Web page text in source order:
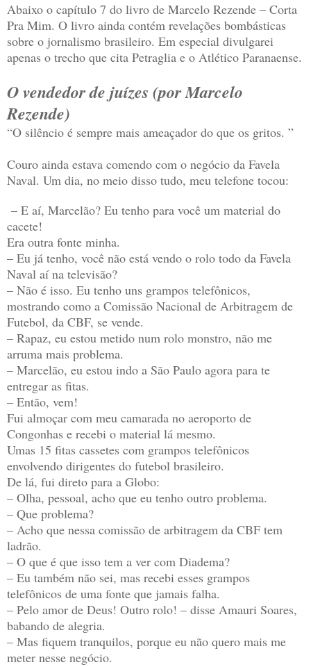
Abaixo o capítulo 7 do livro de Marcelo Rezende – Corta
Pra Mim. O livro ainda contém revelações bombásticas
sobre o jornalismo brasileiro. Em especial divulgarei
apenas o trecho que cita Petraglia e o Atlético Paranaense.
O vendedor de juízes (por Marcelo
Rezende)
“O silêncio é sempre mais ameaçador do que os gritos. ”
Couro ainda estava comendo com o negócio da Favela
Naval. Um dia, no meio disso tudo, meu telefone tocou:
– E aí, Marcelão? Eu tenho para você um material do
cacete!
Era outra fonte minha.
– Eu já tenho, você não está vendo o rolo todo da Favela
Naval aí na televisão?
– Não é isso. Eu tenho uns grampos telefônicos,
mostrando como a Comissão Nacional de Arbitragem de
Futebol, da CBF, se vende.
– Rapaz, eu estou metido num rolo monstro, não me
arruma mais problema.
– Marcelão, eu estou indo a São Paulo agora para te
entregar as fitas.
– Então, vem!
Fui almoçar com meu camarada no aeroporto de
Congonhas e recebi o material lá mesmo.
Umas 15 fitas cassetes com grampos telefônicos
envolvendo dirigentes do futebol brasileiro.
De lá, fui direto para a Globo:
– Olha, pessoal, acho que eu tenho outro problema.
– Que problema?
– Acho que nessa comissão de arbitragem da CBF tem
ladrão.
– O que é que isso tem a ver com Diadema?
– Eu também não sei, mas recebi esses grampos
telefônicos de uma fonte que jamais falha.
– Pelo amor de Deus! Outro rolo! – disse Amauri Soares,
babando de alegria.
– Mas fiquem tranquilos, porque eu não quero mais me
meter nesse negócio.